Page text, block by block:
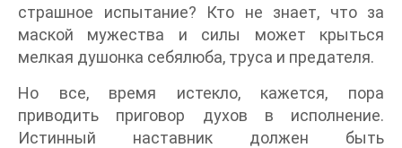
страшное испытание? Кто не знает, что за
маской мужества и силы может крыться
мелкая душонка себялюба, труса и предателя.
Но все, время истекло, кажется, пора
приводить приговор духов в исполнение.
Истинный наставник должен быть